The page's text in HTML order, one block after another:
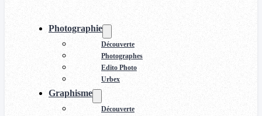
Photographie
Découverte
Photographes
Edito Photo
Urbex
Graphisme
Découverte